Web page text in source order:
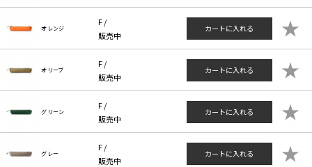
オレンジ
F /
販売中
カートに入れる ★
オリーブ
F /
販売中
カートに入れる ★
グリーン
F /
販売中
カートに入れる ★
グレー
F /
販売中
カートに入れる ★